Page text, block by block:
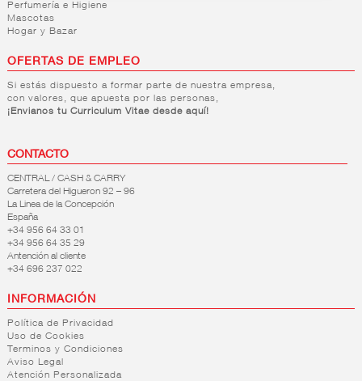
Perfumería e Higiene
Mascotas
Hogar y Bazar
OFERTAS DE EMPLEO
Si estás dispuesto a formar parte de nuestra empresa,
con valores, que apuesta por las personas,
¡Envianos tu Curriculum Vitae desde aquí!
CONTACTO
CENTRAL / CASH & CARRY
Carretera del Higueron 92 – 96
La Linea de la Concepción
España
+34 956 64 33 01
+34 956 64 35 29
Antención al cliente
+34 696 237 022
INFORMACIÓN
Política de Privacidad
Uso de Cookies
Terminos y Condiciones
Aviso Legal
Atención Personalizada